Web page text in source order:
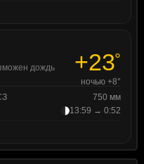
дождь +23°
ночью +8°
750 мм
13:59 → 0:52